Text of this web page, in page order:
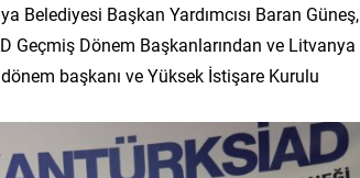
Belediyesi Başkan Yardımcısı Baran Güneş,
Geçmiş Dönem Başkanlarından ve Litvanya
başkanı ve Yüksek İstişare Kurulu